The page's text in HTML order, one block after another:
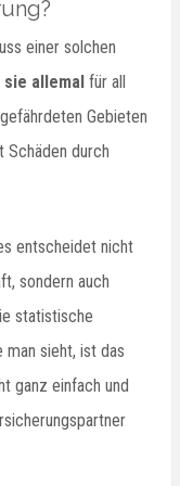
einer solchen
allemal für all
Gebieten
Schäden durch
entscheidet nicht
sondern auch
statistische
man sieht, ist das
ganz einfach und